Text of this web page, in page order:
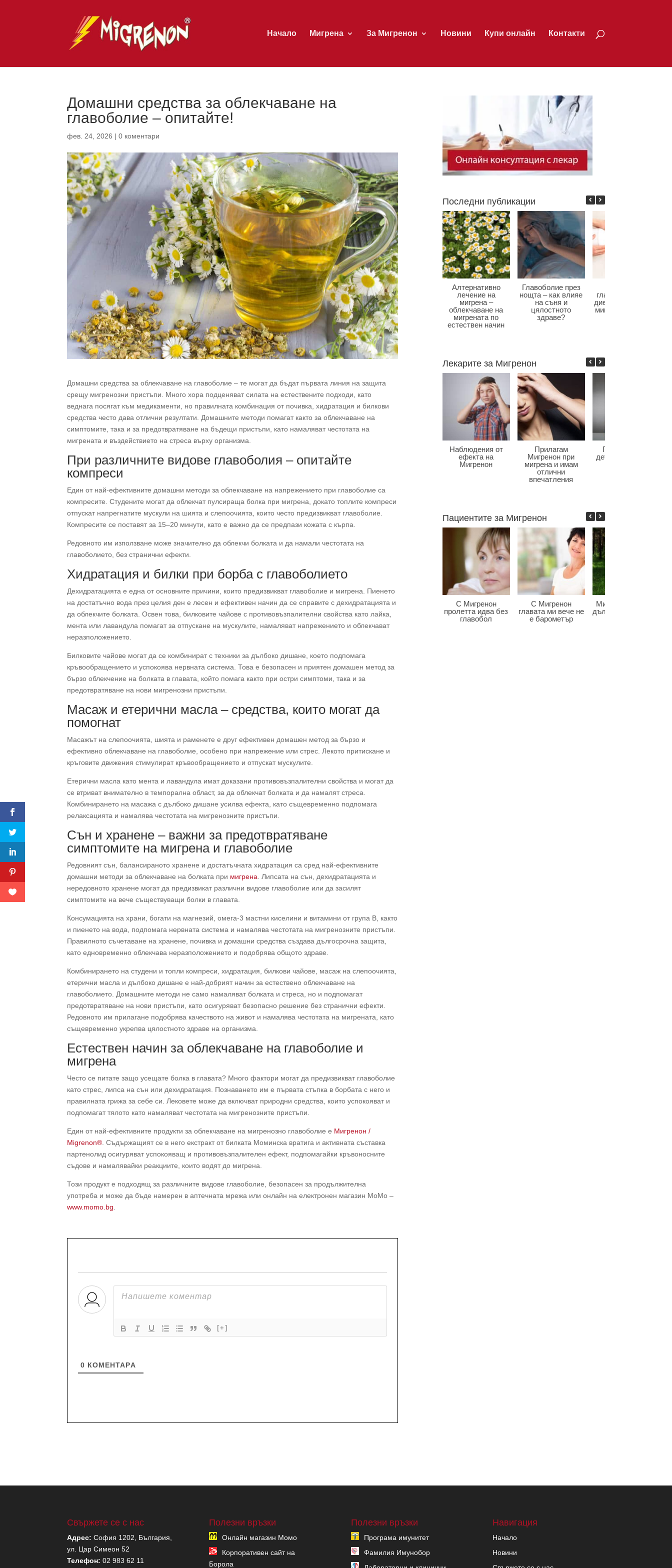
Начало Мигрена За Мигренон Новини Купи онлайн Контакти
Домашни средства за облекчаване на
главоболие – опитайте!
фев. 24, 2026 |0 коментари
Домашни средства за облекчаване на главоболие – те могат да бъдат първата линия на защита
срещу мигренозни пристъпи. Много хора подценяват силата на естествените подходи, като
веднага посягат към медикаменти, но правилната комбинация от почивка, хидратация и билкови
средства често дава отлични резултати. Домашните методи помагат както за облекчаване на
симптомите, така и за предотвратяване на бъдещи пристъпи, като намаляват честотата на
мигрената и въздействието на стреса върху организма.
При различните видове главоболия – опитайте
компреси
Един от най-ефективните домашни методи за облекчаване на напрежението при главоболие са
компресите. Студените могат да облекчат пулсираща болка при мигрена, докато топлите компреси
отпускат напрегнатите мускули на шията и слепоочията, които често предизвикват главоболие.
Компресите се поставят за 15–20 минути, като е важно да се предпази кожата с кърпа.
Редовното им използване може значително да облекчи болката и да намали честотата на
главоболието, без странични ефекти.
Хидратация и билки при борба с главоболието
Дехидратацията е една от основните причини, които предизвикват главоболие и мигрена. Пиенето
на достатъчно вода през целия ден е лесен и ефективен начин да се справите с дехидратацията и
да облекчите болката. Освен това, билковите чайове с противовъзпалителни свойства като лайка,
мента или лавандула помагат за отпускане на мускулите, намаляват напрежението и облекчават
неразположението.
Билковите чайове могат да се комбинират с техники за дълбоко дишане, което подпомага
кръвообращението и успокоява нервната система. Това е безопасен и приятен домашен метод за
бързо облекчение на болката в главата, който помага както при остри симптоми, така и за
предотвратяване на нови мигренозни пристъпи.
Масаж и етерични масла – средства, които могат да
помогнат
Масажът на слепоочията, шията и раменете е друг ефективен домашен метод за бързо и
ефективно облекчаване на главоболие, особено при напрежение или стрес. Лекото притискане и
кръговите движения стимулират кръвообращението и отпускат мускулите.
Етерични масла като мента и лавандула имат доказани противовъзпалителни свойства и могат да
се втриват внимателно в темпорална област, за да облекчат болката и да намалят стреса.
Комбинирането на масажа с дълбоко дишане усилва ефекта, като същевременно подпомага
релаксацията и намалява честотата на мигренозните пристъпи.
Сън и хранене – важни за предотвратяване
симптомите на мигрена и главоболие
Редовният сън, балансираното хранене и достатъчната хидратация са сред най-ефективните
домашни методи за облекчаване на болката при мигрена. Липсата на сън, дехидратацията и
нередовното хранене могат да предизвикат различни видове главоболие или да засилят
симптомите на вече съществуващи болки в главата.
Консумацията на храни, богати на магнезий, омега-3 мастни киселини и витамини от група B, както
и пиенето на вода, подпомага нервната система и намалява честотата на мигренозните пристъпи.
Правилното съчетаване на хранене, почивка и домашни средства създава дългосрочна защита,
като едновременно облекчава неразположението и подобрява общото здраве.
Комбинирането на студени и топли компреси, хидратация, билкови чайове, масаж на слепоочията,
етерични масла и дълбоко дишане е най-добрият начин за естествено облекчаване на
главоболието. Домашните методи не само намаляват болката и стреса, но и подпомагат
предотвратяване на нови пристъпи, като осигуряват безопасно решение без странични ефекти.
Редовното им прилагане подобрява качеството на живот и намалява честотата на мигрената, като
същевременно укрепва цялостното здраве на организма.
Естествен начин за облекчаване на главоболие и
мигрена
Често се питате защо усещате болка в главата? Много фактори могат да предизвикват главоболие
като стрес, липса на сън или дехидратация. Познаването им е първата стъпка в борбата с него и
правилната грижа за себе си. Лековете може да включват природни средства, които успокояват и
подпомагат тялото като намаляват честотата на мигренозните пристъпи.
Един от най-ефективните продукти за облекчаване на мигренозно главоболие е Мигренон /
Migrenon®. Съдържащият се в него екстракт от билката Моминска вратига и активната съставка
партенолид осигуряват успокояващ и противовъзпалителен ефект, подпомагайки кръвоносните
съдове и намалявайки реакциите, които водят до мигрена.
Този продукт е подходящ за различните видове главоболие, безопасен за продължителна
употреба и може да бъде намерен в аптечната мрежа или онлайн на електронен магазин MoMo –
www.momo.bg.
[+]
0 КОМЕНТАРA
Последни публикации
Алтернативно
лечение на
мигрена –
облекчаване на
мигрената по
естествен начин
Главоболие през
нощта – как влияе
на съня и
цялостното
здраве?
главоболие – как
диетата влияе при
мигрена и болки в
Лекарите за Мигренон
Наблюдения от
ефекта на
Мигренон
Прилагам
Мигренон при
мигрена и имам
отлични
впечатления
Главоболие в
детската възраст
Пациентите за Мигренон
С Мигренон
пролетта идва без
главобол
С Мигренон
главата ми вече не
е барометър
Мигренон победи
дългогодишната ми
Свържете се с нас
Адрес: София 1202, България,
ул. Цар Симеон 52
Телефон: 02 983 62 11
Полезни връзки
Онлайн магазин Момо
Корпоративен сайт на
Борола
Полезни връзки
Програма имунитет
Фамилия Имунобор
Навигация
Начало
Новини